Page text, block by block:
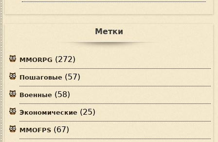
Метки
MMORPG (272)
Пошаговые (57)
Военные (58)
Экономические (25)
MMOFPS (67)